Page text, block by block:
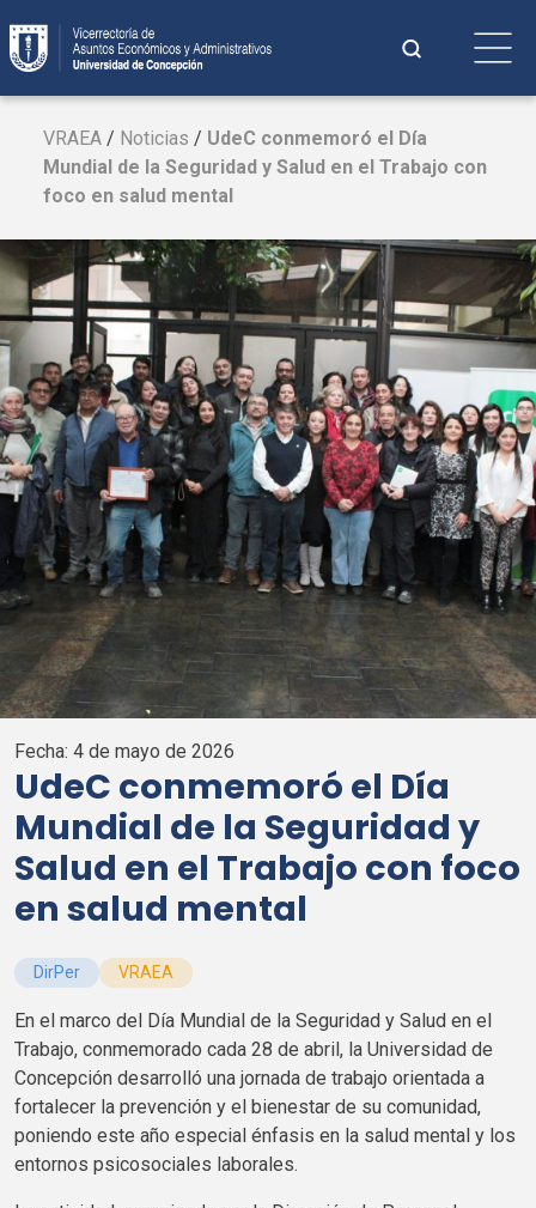
al
contenido
Buscar:
Cuando
VRAEA / Noticias / UdeC conmemoró el Día
Mundial de la Seguridad y Salud en el Trabajo con
foco en salud mental
Fecha: 4 de mayo de 2026
UdeC conmemoró el Día
Mundial de la Seguridad y
Salud en el Trabajo con foco
en salud mental
DirPer VRAEA
En el marco del Día Mundial de la Seguridad y Salud en el
Trabajo, conmemorado cada 28 de abril, la Universidad de
Concepción desarrolló una jornada de trabajo orientada a
fortalecer la prevención y el bienestar de su comunidad,
poniendo este año especial énfasis en la salud mental y los
entornos psicosociales laborales.